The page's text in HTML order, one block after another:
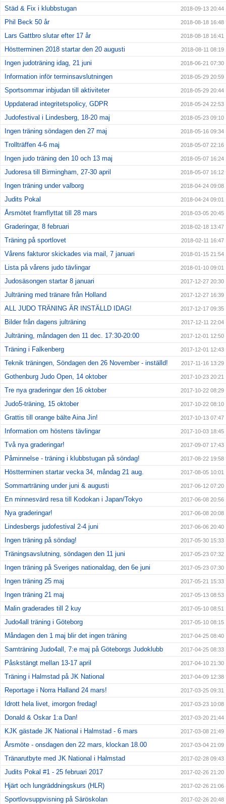
Städ & Fix i klubbstugan 2018-09-13 20:44
Phil Beck 50 år 2018-08-18 16:48
Lars Gattbro slutar efter 17 år 2018-08-18 16:41
Höstterminen 2018 startar den 20 augusti 2018-08-11 08:19
Ingen judoträning idag, 21 juni 2018-06-21 07:30
Information inför terminsavslutningen 2018-05-29 20:59
Sportsommar inbjudan till aktiviteter 2018-05-29 20:44
Uppdaterad integritetspolicy, GDPR 2018-05-24 22:53
Judofestival i Lindesberg, 18-20 maj 2018-05-23 09:10
Ingen träning söndagen den 27 maj 2018-05-16 09:34
Trollträffen 4-6 maj 2018-05-07 22:16
Ingen judo träning den 10 och 13 maj 2018-05-07 16:24
Judoresa till Birmingham, 27-30 april 2018-05-07 16:12
Ingen träning under valborg 2018-04-24 09:08
Judits Pokal 2018-04-24 09:01
Årsmötet framflyttat till 28 mars 2018-03-05 20:45
Graderingar, 8 februari 2018-02-18 13:47
Träning på sportlovet 2018-02-11 16:47
Vårens fakturor skickades via mail, 7 januari 2018-01-15 21:54
Lista på vårens judo tävlingar 2018-01-10 09:01
Judosäsongen startar 8 januari 2017-12-27 20:30
Julträning med tränare från Holland 2017-12-27 16:39
ALL JUDO TRÄNING ÄR INSTÄLLD IDAG! 2017-12-17 09:35
Bilder från dagens julträning 2017-12-11 22:04
Julträning, måndagen den 11 dec. 17:30-20:00 2017-12-01 12:50
Träning i Falkenberg 2017-12-01 12:43
Teknik träningen, Söndagen den 26 November - inställd! 2017-11-16 13:29
Gothenburg Judo Open, 14 oktober 2017-10-23 20:21
Tre nya graderingar den 16 oktober 2017-10-22 08:29
Judo5-träning, 15 oktober 2017-10-22 08:10
Grattis till orange bälte Aina Jin! 2017-10-13 07:47
Information om höstens tävlingar 2017-10-03 18:45
Två nya graderingar! 2017-09-07 17:43
Påminnelse - träning i klubbstugan på söndag! 2017-08-22 19:58
Höstterminen startar vecka 34, måndag 21 aug. 2017-08-05 10:01
Sommarträning under juni & augusti 2017-06-12 07:20
En minnesvärd resa till Kodokan i Japan/Tokyo 2017-06-08 20:56
Nya graderingar! 2017-06-08 20:08
Lindesbergs judofestival 2-4 juni 2017-06-06 20:40
Ingen träning på söndag! 2017-05-30 15:33
Träningsavslutning, söndagen den 11 juni 2017-05-23 07:32
Ingen träning på Sveriges nationaldag, den 6e juni 2017-05-23 07:30
Ingen träning 25 maj 2017-05-21 15:33
Ingen träning 21 maj 2017-05-13 08:53
Malin graderades till 2 kuy 2017-05-10 08:51
Judo4all träning i Göteborg 2017-05-10 08:15
Måndagen den 1 maj blir det ingen träning 2017-04-25 08:40
Samträning Judo4all, 7:e maj på Göteborgs Judoklubb 2017-04-25 08:33
Påskstängt mellan 13-17 april 2017-04-10 21:30
Träning i Halmstad på JK National 2017-04-09 12:38
Reportage i Norra Halland 24 mars! 2017-03-25 09:31
Idrott hela livet, imorgon fredag! 2017-03-23 10:08
Donald & Oskar 1:a Dan! 2017-03-20 21:44
KJK gästade JK National i Halmstad - 6 mars 2017-03-08 21:49
Årsmöte - onsdagen den 22 mars, klockan 18.00 2017-03-04 21:09
Tränarutbyte med JK National i Halmstad 2017-02-28 09:43
Judits Pokal #1 - 25 februari 2017 2017-02-26 21:20
Hjärt och lungräddningskurs (HLR) 2017-02-26 21:06
Sportlovsuppvisning på Säröskolan 2017-02-26 20:48